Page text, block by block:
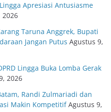
Apresiasi Antusiasme
2026
Taruna Anggrek, Bupati
Jangan Putus Agustus 9,
Lingga Buka Lomba Gerak
2026
Randi Zulmariadi dan
Makin Kompetitif Agustus 9,